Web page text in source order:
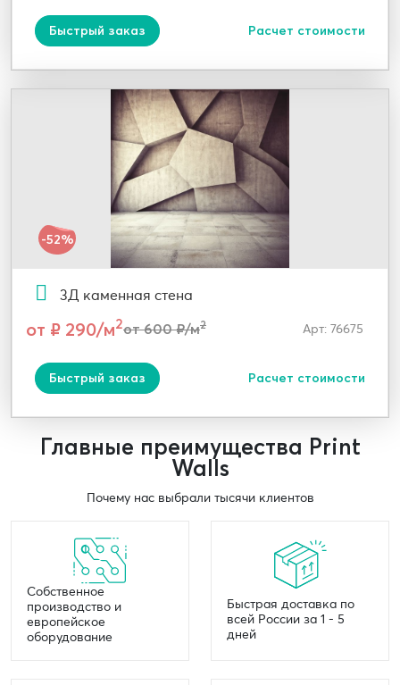
Быстрый заказ Расчет стоимости
-52%
3Д каменная стена
от ₽ 290/м2от 600 ₽/м2 Арт: 76675
Быстрый заказ Расчет стоимости
Главные преимущества Print
Walls
Почему нас выбрали тысячи клиентов
Собственное
производство и
европейское
оборудование
Быстрая доставка по
всей России за 1 - 5
дней